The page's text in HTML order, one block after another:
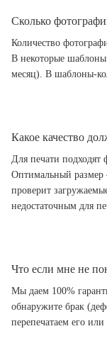
Сколько
Количество
В некоторые
месяц). В шаблоны-
Какое качество
Для печати
Оптимальный размер
проверит
недостаточным для
Что если мне не
Мы даем 100%
обнаружите брак
перепечатаем его или